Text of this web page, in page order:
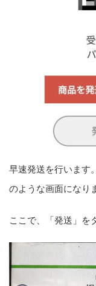
早速発送を行います
のような画面になり
ここで、「発送」を